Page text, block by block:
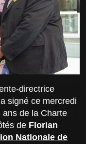
directrice
signé ce mercredi
ans de la Charte
de Florian
Nationale de